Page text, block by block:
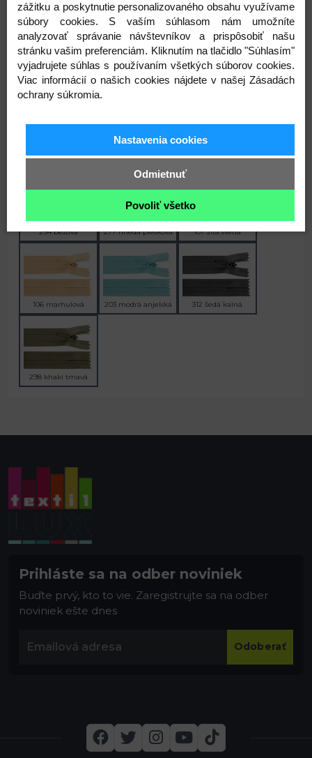
307 krémová 239 zelená irská 273 zelená smrekov
146 ružová tm. 205 modrá detská 280 hrdzavá str.
294 béžová 277 hnedá piesková 107 žltá svetlá
106 marhulová 203 modrá anjelská 312 šedá kalná
298 khaki tmavá
Prihláste sa na odber noviniek
Buďte prvý, kto to vie. Zaregistrujte sa na odber
noviniek ešte dnes
Odoberať
zážitku a poskytnutie personalizovaného obsahu využívame
súbory cookies. S vaším súhlasom nám umožníte
analyzovať správanie návštevníkov a prispôsobiť našu
stránku vašim preferenciám. Kliknutím na tlačidlo "Súhlasím"
vyjadrujete súhlas s používaním všetkých súborov cookies.
Viac informácií o našich cookies nájdete v našej Zásadách
ochrany súkromia.
Nastavenia cookies
Odmietnuť
Povoliť všetko